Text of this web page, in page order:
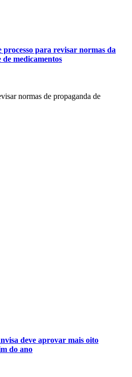
para revisar normas da
medicamentos
normas de propaganda de
deve aprovar mais oito
do ano